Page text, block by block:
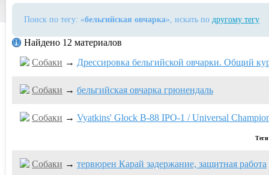
Поиск по тегу: «бельгийская овчарка», искать по другому тегу
Найдено 12 материалов
Собаки → Дрессировка бельгийской овчарки. Общий
Собаки → бельгийская овчарка грюнендаль
Собаки → Vyatkins' Glock В-88 IPO-1 / Universal
Собаки → тервюрен Карай задержание, защитная работа